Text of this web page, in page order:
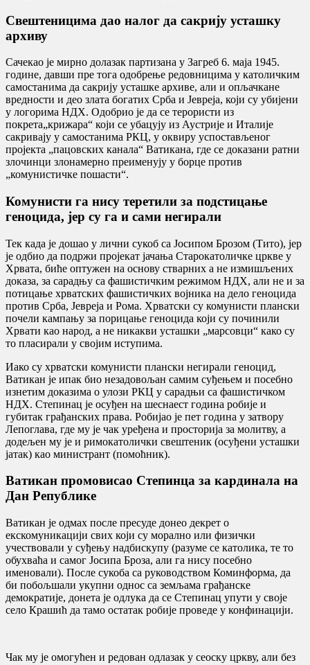
Свештеницима дао налог да сакрију усташку
архиву
Сачекао је мирно долазак партизана у Загреб 6. маја 1945.
године, давши пре тога одобрење редовницима у католичким
самостанима да сакрију усташке архиве, али и опљачкане
вредности и део злата богатих Срба и Јевреја, који су убијени
у логорима НДХ. Одобрио је да се терористи из
покрета„крижара“ који се убацују из Аустрије и Италије
сакривају у самостанима РКЦ, у оквиру успостављеног
пројекта „пацовских канала“ Ватикана, где се доказани ратни
злочинци злонамерно преименују у борце против
„комунистичке пошасти“.
Комунисти га нису теретили за подстицање
геноцида, јер су га и сами негирали
Тек када је дошао у лични сукоб са Јосипом Брозом (Тито), јер
је одбио да подржи пројекат јачања Старокатоличке цркве у
Хрвата, биће оптужен на основу стварних а не измишљених
доказа, за сарадњу са фашистичким режимом НДХ, али не и за
потицање хрватских фашистичких војника на дело геноцида
против Срба, Јевреја и Рома. Хрватски су комунисти плански
почели кампању за порицање геноцида који су починили
Хрвати као народ, а не никакви усташки „марсовци“ како су
то пласирали у својим иступима.
Иако су хрватски комунисти плански негирали геноцид,
Ватикан је ипак био незадовољан самим суђењем и посебно
изнетим доказима о улози РКЦ у сарадњи са фашистичком
НДХ. Степинац је осуђен на шеснаест година робије и
губитак грађанских права. Робијао је пет година у затвору
Лепоглава, где му је чак уређена и просторија за молитву, а
додељен му је и римокатолички свештеник (осуђени усташки
јатак) као министрант (помоћник).
Ватикан промовисао Степинца за кардинала на
Дан Републике
Ватикан је одмах после пресуде донео декрет о
екскомуникацији свих који су морално или физички
учествовали у суђењу надбискупу (разуме се католика, те то
обухваћа и самог Јосипа Броза, али га нису посебно
именовали). После сукоба са руководством Коминформа, да
би побољшали укупни однос са земљама грађанске
демократије, донета је одлука да се Степинац упути у своје
село Крашић да тамо остатак робије проведе у конфинацији.
Чак му је омогућен и редован одлазак у сеоску цркву, али без